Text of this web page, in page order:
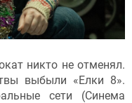
никто не отменял.
выбыли «Елки 8».
сети (Синема